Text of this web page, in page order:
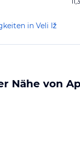
in Veli Iž
Nähe von